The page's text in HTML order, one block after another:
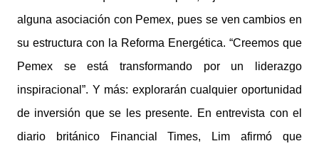
alguna asociación con Pemex, pues se ven cambios en
su estructura con la Reforma Energética. “Creemos que
Pemex se está transformando por un liderazgo
inspiracional”. Y más: explorarán cualquier oportunidad
de inversión que se les presente. En entrevista con el
diario británico Financial Times, Lim afirmó que